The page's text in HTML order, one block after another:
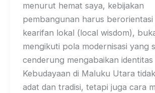
menurut hemat saya, kebijakan
pembangunan harus berorientasi
kearifan lokal (local wisdom),
mengikuti pola modernisasi yang
cenderung mengabaikan identitas
Kebudayaan di Maluku Utara
adat dan tradisi, tetapi juga cara